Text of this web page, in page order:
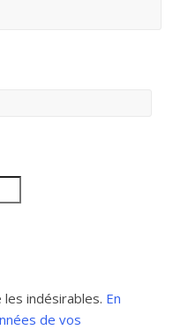
indésirables. En
de vos